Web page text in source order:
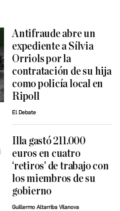
Antifraude abre un
expediente a Sílvia
Orriols por la
contratación de su hija
como policía local en
Ripoll
El Debate
Illa gastó 211.000
euros en cuatro
‘retiros’ de trabajo con
los miembros de su
gobierno
Guillermo Altarriba Vilanova